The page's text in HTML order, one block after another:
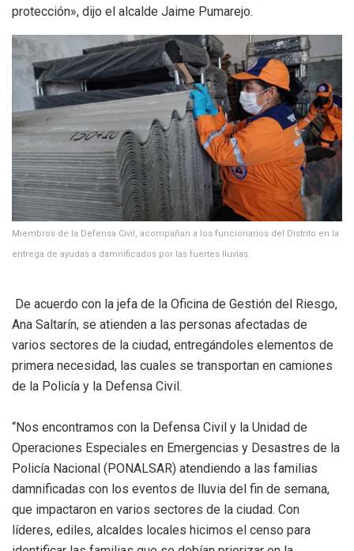
protección», dijo el alcalde Jaime Pumarejo.
Miembros de la Defensa Civil, acompañan a los funcionarios del Distrito en la
entrega de ayudas a damnificados por las fuertes lluvias.
De acuerdo con la jefa de la Oficina de Gestión del Riesgo,
Ana Saltarín, se atienden a las personas afectadas de
varios sectores de la ciudad, entregándoles elementos de
primera necesidad, las cuales se transportan en camiones
de la Policía y la Defensa Civil.
“Nos encontramos con la Defensa Civil y la Unidad de
Operaciones Especiales en Emergencias y Desastres de la
Policía Nacional (PONALSAR) atendiendo a las familias
damnificadas con los eventos de lluvia del fin de semana,
que impactaron en varios sectores de la ciudad. Con
líderes, ediles, alcaldes locales hicimos el censo para